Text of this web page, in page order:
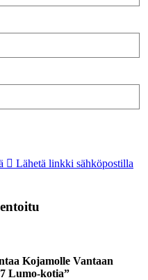
Lähetä linkki sähköpostilla
Kojamolle Vantaan
Lumo-kotia”